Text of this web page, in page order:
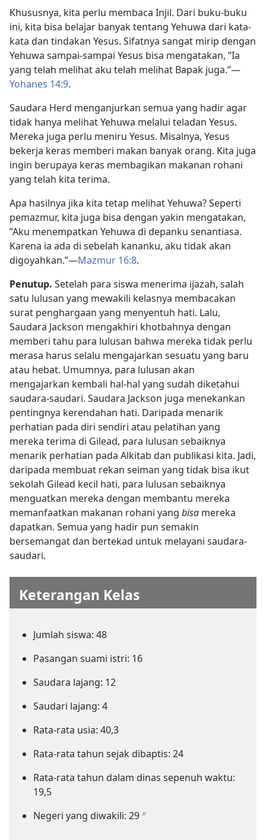
Khususnya, kita perlu membaca Injil. Dari buku-buku
ini, kita bisa belajar banyak tentang Yehuwa dari kata-
kata dan tindakan Yesus. Sifatnya sangat mirip dengan
Yehuwa sampai-sampai Yesus bisa mengatakan, ”Ia
yang telah melihat aku telah melihat Bapak juga.”—
Yohanes 14:9.
Saudara Herd menganjurkan semua yang hadir agar
tidak hanya melihat Yehuwa melalui teladan Yesus.
Mereka juga perlu meniru Yesus. Misalnya, Yesus
bekerja keras memberi makan banyak orang. Kita juga
ingin berupaya keras membagikan makanan rohani
yang telah kita terima.
Apa hasilnya jika kita tetap melihat Yehuwa? Seperti
pemazmur, kita juga bisa dengan yakin mengatakan,
”Aku menempatkan Yehuwa di depanku senantiasa.
Karena ia ada di sebelah kananku, aku tidak akan
digoyahkan.”—Mazmur 16:8.
Penutup. Setelah para siswa menerima ijazah, salah
satu lulusan yang mewakili kelasnya membacakan
surat penghargaan yang menyentuh hati. Lalu,
Saudara Jackson mengakhiri khotbahnya dengan
memberi tahu para lulusan bahwa mereka tidak perlu
merasa harus selalu mengajarkan sesuatu yang baru
atau hebat. Umumnya, para lulusan akan
mengajarkan kembali hal-hal yang sudah diketahui
saudara-saudari. Saudara Jackson juga menekankan
pentingnya kerendahan hati. Daripada menarik
perhatian pada diri sendiri atau pelatihan yang
mereka terima di Gilead, para lulusan sebaiknya
menarik perhatian pada Alkitab dan publikasi kita. Jadi,
daripada membuat rekan seiman yang tidak bisa ikut
sekolah Gilead kecil hati, para lulusan sebaiknya
menguatkan mereka dengan membantu mereka
memanfaatkan makanan rohani yang bisa mereka
dapatkan. Semua yang hadir pun semakin
bersemangat dan bertekad untuk melayani saudara-
saudari.
Keterangan Kelas
Jumlah siswa: 48
Pasangan suami istri: 16
Saudara lajang: 12
Saudari lajang: 4
Rata-rata usia: 40,3
Rata-rata tahun sejak dibaptis: 24
Rata-rata tahun dalam dinas sepenuh waktu:
19,5
Negeri yang diwakili: 29b